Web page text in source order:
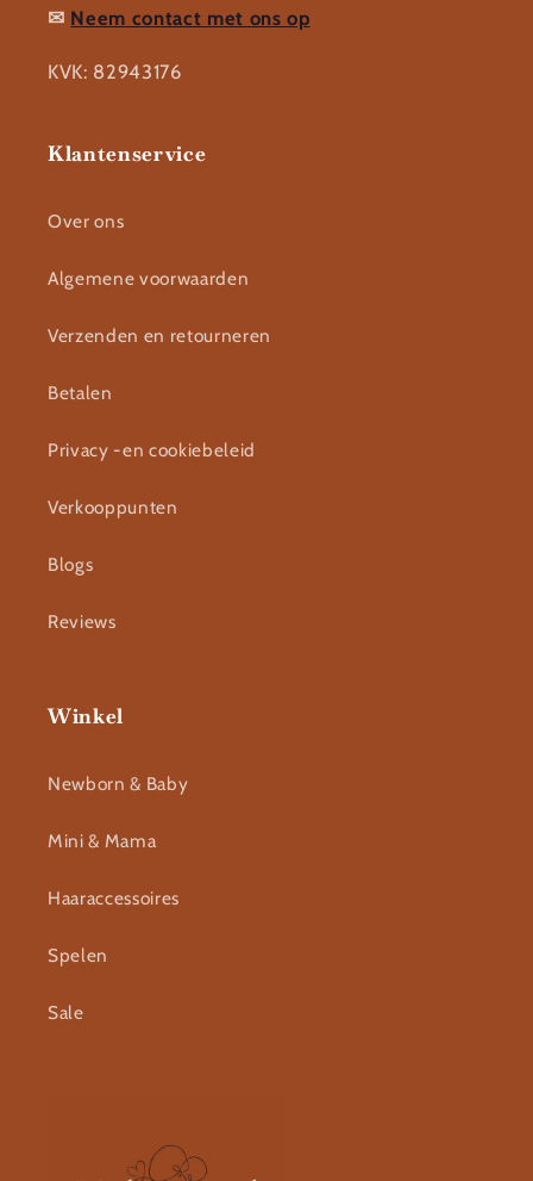
✉ Neem contact met ons op
KVK: 82943176
Klantenservice
Over ons
Algemene voorwaarden
Verzenden en retourneren
Betalen
Privacy -en cookiebeleid
Verkooppunten
Blogs
Reviews
Winkel
Newborn & Baby
Mini & Mama
Haaraccessoires
Spelen
Sale